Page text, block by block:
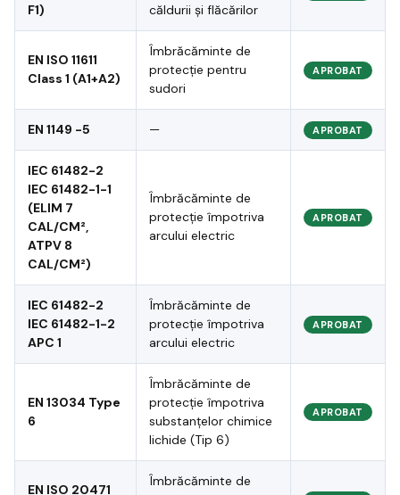
F1)
căldurii și flăcărilor
EN ISO 11611
Class 1 (A1+A2)
Îmbrăcăminte de
protecție pentru
sudori
APROBAT
EN 1149 -5 — APROBAT
IEC 61482-2
IEC 61482-1-1
(ELIM 7
CAL/CM²,
ATPV 8
CAL/CM²)
Îmbrăcăminte de
protecție împotriva
arcului electric
APROBAT
IEC 61482-2
IEC 61482-1-2
APC 1
Îmbrăcăminte de
protecție împotriva
arcului electric
APROBAT
EN 13034 Type
6
Îmbrăcăminte de
protecție împotriva
substanțelor chimice
lichide (Tip 6)
APROBAT
EN ISO 20471
Îmbrăcăminte de